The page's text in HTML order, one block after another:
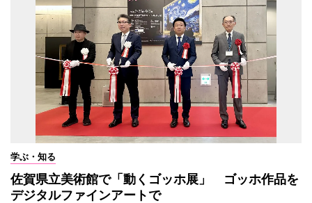
学ぶ・知る
佐賀県立美術館で「動くゴッホ展」 ゴッホ作品を
デジタルファインアートで